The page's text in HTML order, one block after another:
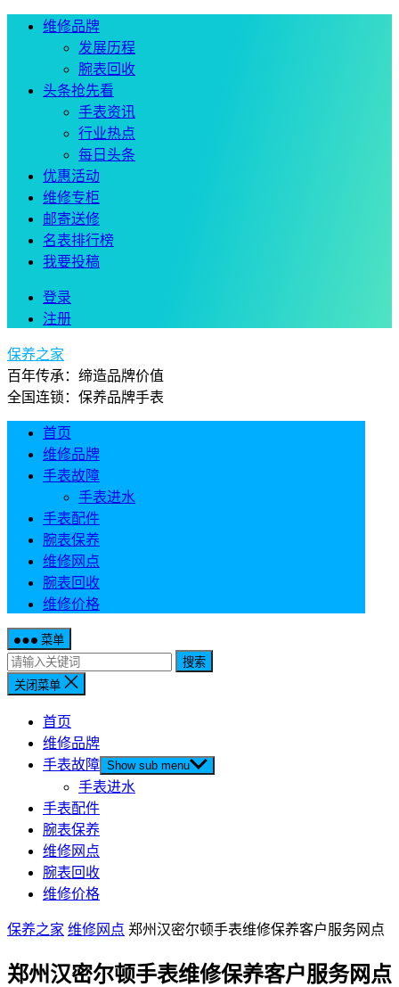
维修品牌
发展历程
腕表回收
头条抢先看
手表资讯
行业热点
每日头条
优惠活动
维修专柜
邮寄送修
名表排行榜
我要投稿
登录
注册
保养之家
百年传承：缔造品牌价值
全国连锁：保养品牌手表
首页
维修品牌
手表故障
手表进水
手表配件
腕表保养
维修网点
腕表回收
维修价格
菜单
搜索
关闭菜单
首页
维修品牌
手表故障 Show sub menu
手表进水
手表配件
腕表保养
维修网点
腕表回收
维修价格
保养之家 维修网点 郑州汉密尔顿手表维修保养客户服务网点
郑州汉密尔顿手表维修保养客户服务网点